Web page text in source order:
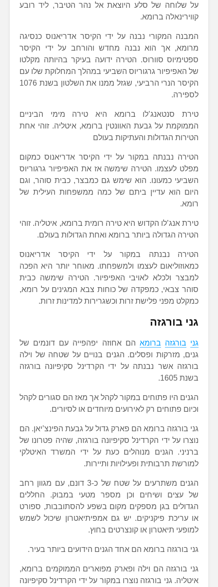
על שלוחה של סלע היוצאת אל נהר הטיבר, ליד רובע
קווירינאלה ברומא.
המבנה המקורי נבנה על ידי הקיסר אדריאנוס כנסיגה
מרומא, אך הוא נבנה מחדש והורחב על ידי הקיסר
ספטימיוס סוורוס. הטירה ידועה בעיקר בהיותה מקלטו
של האפיפיור גרגוריוס השביעי במהלך המחלוקת שלו עם
הקיסר הנרי הרביעי, שגזל ממנו את השלטון בשנת 1076
לספירה.
טירת סנטאנג’לו ברומא היא טירה מימי הביניים
הממוקמת על גבעת האוונטין ברומא, איטליה. זוהי אחת
הטירות הגדולות והעתיקות בעולם
הטירה נבנתה במקור על ידי הקיסר אדריאנוס כמקום
מפלט לעצמו. הטירה שימשה אז את האפיפיור גרגוריוס
השביעי כמעונו. הוא שימש גם כמבצר, כבית סוהר, וגם
היום הוא עדיין ביתם של כמה ממשפחות העילית של
רומא.
טירת אנג’לו הקדוש היא טירה רומית ברומא, איטליה. זוהי
הטירה הגדולה ביותר ברומא ואחת הגדולות בעולם.
הטירה נבנתה במקור על ידי הקיסר אדריאנוס
כמאוזוליאום לעצמו ולמשפחתו. מאוחר יותר היא הפכה
למבצר ולכלא לאויבי האפיפיור. הטירה שימשה כבית
סוהר צבאי, כמפקדה של כוחות צבא המגינים על רומא,
כמקלט מפני פלישת זרות וכשגרירות למדינות זרות.
גני בורגזה
גני בורגזה ברומא הם אחוזה יפהפייה עם דונמים של
גנים, מזרקות ופסלים. הגנים בנויים על שטחה של וילה
בורגזה אשר נבנתה על ידי הקרדינל סקיפיונה בורגזה
בשנת 1605.
הגנים היו פתוחים במקור לקהל אך מאז הם סגורים לקהל
וכיום פתוחים רק לאירועים מיוחדים או לסיורים.
גני בורגזה ברומא הם פארק גדול על גבעת הפינצ’יאן. הם
נוצרו על ידי הקרדינל סקיפיונה בורגזה, שהיה פטרונו של
ברניני. הגנים מנוהלים כעת על ידי המשרד האיטלקי
למורשת תרבותית ופעילויות ותיירות.
הגנים משתרעים על שטח של כ-3 דונם, עם מגוון רחב
של עצים ושיחים וכן מספר מטעי במבוק. החללים
הגדולים בגן מספקים מקום בשפע להסתובבות, ספורט
או עריכת פיקניקים. יש גם אמפיתיאטרון שיכול לשמש
למופעי תיאטרון או קונצרטים בחוץ.
גני בורגזה ברומא הם אחד הגנים הידועים ביותר בעיר.
גני בורגזה הם וילה ופארק מפוארים הממוקמים ברומא,
איטליה. גני בורגזה נוצרו במקור על ידי הקרדינל סקיפיונה